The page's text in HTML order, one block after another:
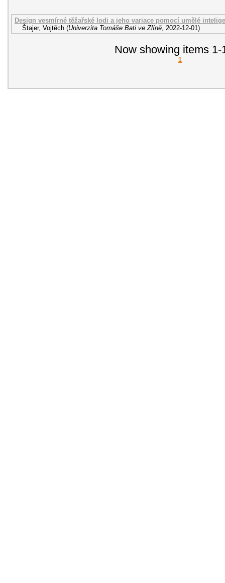
Design vesmírné těžařské lodi a jeho variace pomocí umělé
Štajer, Vojtěch (Univerzita Tomáše Bati ve Zlíně, 2022-12-01)
Now showing items 1-
1